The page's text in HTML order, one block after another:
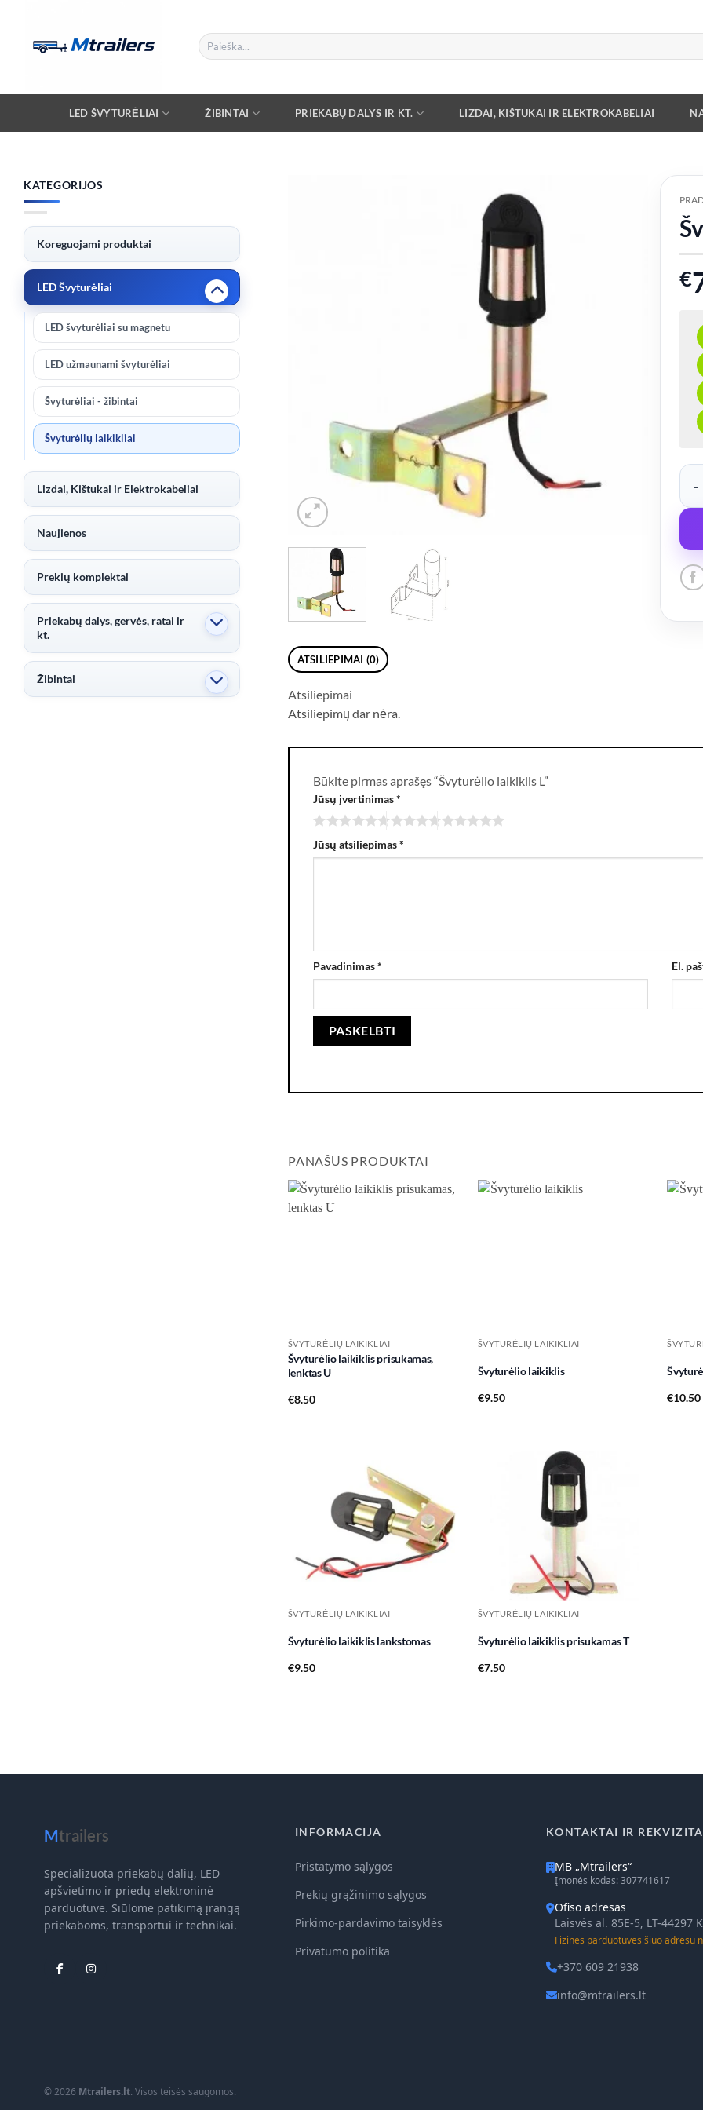
content
Ieškoti:
LED ŠVYTURĖLIAI ŽIBINTAI PRIEKABŲ DALYS IR KT. LIZDAI, KIŠTUKAI IR ELEKTROKABELIAI
KATEGORIJOS
Koreguojami produktai
LED Švyturėliai
LED švyturėliai su magnetu
LED užmaunami švyturėliai
Švyturėliai - žibintai
Švyturėlių laikikliai
Lizdai, Kištukai ir Elektrokabeliai
Naujienos
Prekių komplektai
Priekabų dalys, gervės, ratai ir
kt.
Žibintai
€
ATSILIEPIMAI (0)
Atsiliepimai
Atsiliepimų dar nėra.
Būkite pirmas aprašęs “Švyturėlio laikiklis L”
Jūsų įvertinimas*
Jūsų atsiliepimas*
Pavadinimas* El.
PANAŠŪS PRODUKTAI
ŠVYTURĖLIŲ LAIKIKLIAI
Švyturėlio laikiklis prisukamas,
lenktas U
€8.50
ŠVYTURĖLIŲ LAIKIKLIAI
Švyturėlio laikiklis
€9.50
€10.50
Add to
wishlist
ŠVYTURĖLIŲ LAIKIKLIAI
Švyturėlio laikiklis lankstomas
€9.50
ŠVYTURĖLIŲ LAIKIKLIAI
Švyturėlio laikiklis prisukamas T
€7.50
Mtrailers
Specializuota priekabų dalių, LED
apšvietimo ir priedų elektroninė
parduotuvė. Siūlome patikimą įrangą
priekaboms, transportui ir technikai.
INFORMACIJA
Pristatymo sąlygos
Prekių grąžinimo sąlygos
Pirkimo-pardavimo taisyklės
Privatumo politika
KONTAKTAI IR
MB „Mtrailers“
Įmonės kodas: 307741617
Ofiso adresas
Laisvės al. 85E-5, LT-44297
Fizinės parduotuvės šiuo adresu
+370 609 21938
info@mtrailers.lt
© 2026 Mtrailers.lt. Visos teisės saugomos.